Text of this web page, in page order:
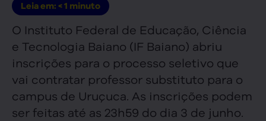
Leia em: < 1 minuto
O Instituto Federal de Educação, Ciência
e Tecnologia Baiano (IF Baiano) abriu
inscrições para o processo seletivo que
vai contratar professor substituto para o
campus de Uruçuca. As inscrições podem
ser feitas até as 23h59 do dia 3 de junho.